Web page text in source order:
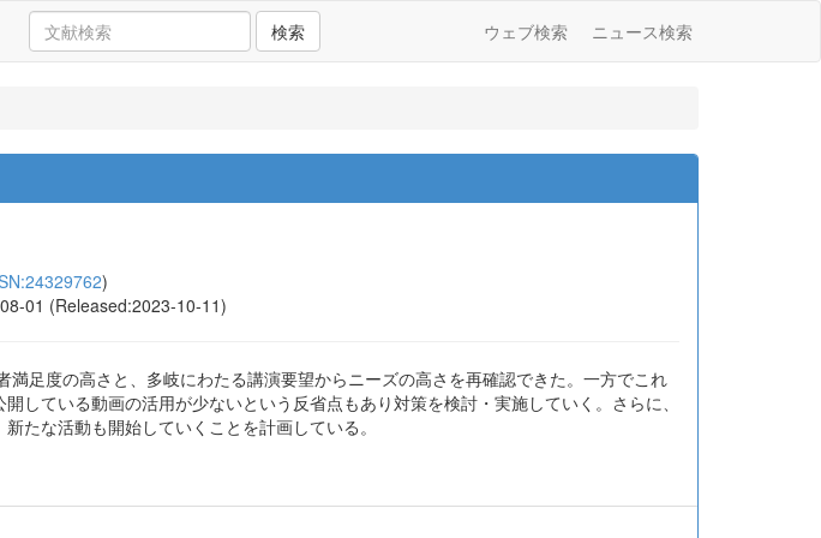
検索 ウェブ検索 ニュース検索
)
01 (Released:2023-10-11)
足度の高さと、多岐にわたる講演要望からニーズの高さを再確認できた。一方でこれ
している動画の活用が少ないという反省点もあり対策を検討・実施していく。さらに、
たな活動も開始していくことを計画している。